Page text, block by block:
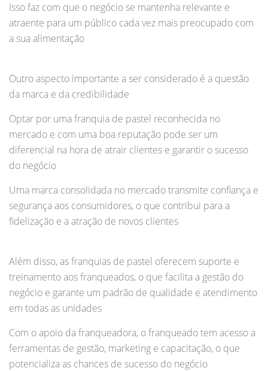
Isso faz com que o negócio se mantenha relevante e
atraente para um público cada vez mais preocupado com
a sua alimentação
Outro aspecto importante a ser considerado é a questão
da marca e da credibilidade
Optar por uma franquia de pastel reconhecida no
mercado e com uma boa reputação pode ser um
diferencial na hora de atrair clientes e garantir o sucesso
do negócio
Uma marca consolidada no mercado transmite confiança e
segurança aos consumidores, o que contribui para a
fidelização e a atração de novos clientes
Além disso, as franquias de pastel oferecem suporte e
treinamento aos franqueados, o que facilita a gestão do
negócio e garante um padrão de qualidade e atendimento
em todas as unidades
Com o apoio da franqueadora, o franqueado tem acesso a
ferramentas de gestão, marketing e capacitação, o que
potencializa as chances de sucesso do negócio